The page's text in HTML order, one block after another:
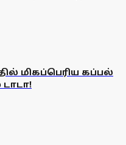
மிகப்பெரிய கப்பல்